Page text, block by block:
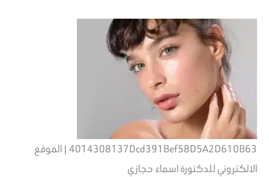
4014308137Dcd391Bef58D5A2D610B63 | الموقع
الالكتروني للدكتورة اسماء حجازي